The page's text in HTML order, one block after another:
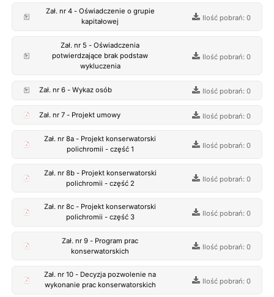
Zał. nr 4 - Oświadczenie o grupie
kapitałowej
Ilość pobrań: 0
Zał. nr 5 - Oświadczenia
potwierdzające brak podstaw
wykluczenia
Ilość pobrań: 0
Zał. nr 6 - Wykaz osób Ilość pobrań: 0
Zał. nr 7 - Projekt umowy Ilość pobrań: 0
Zał. nr 8a - Projekt konserwatorski
polichromii - część 1
Ilość pobrań: 0
Zał. nr 8b - Projekt konserwatorski
polichromii - część 2
Ilość pobrań: 0
Zał. nr 8c - Projekt konserwatorski
polichromii - część 3
Ilość pobrań: 0
Zał. nr 9 - Program prac
konserwatorskich
Ilość pobrań: 0
Zał. nr 10 - Decyzja pozwolenie na
wykonanie prac konserwatorskich
Ilość pobrań: 0